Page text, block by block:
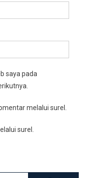
saya pada
melalui surel.
surel.